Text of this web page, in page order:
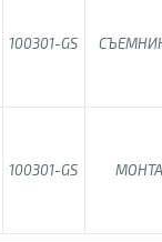
100301-GS
100301-GS